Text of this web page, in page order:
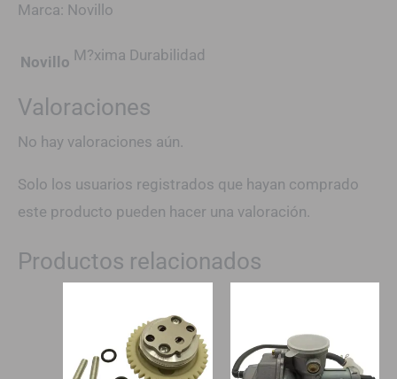
Marca: Novillo
Novillo M?xima Durabilidad
Valoraciones
No hay valoraciones aún.
Solo los usuarios registrados que hayan comprado
este producto pueden hacer una valoración.
Productos relacionados